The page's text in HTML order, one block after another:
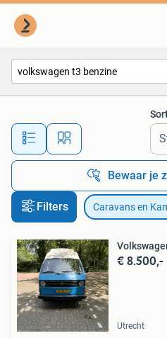
Alle
Bewaar je
Filters Caravans en
€ 8.500,-
Utrecht